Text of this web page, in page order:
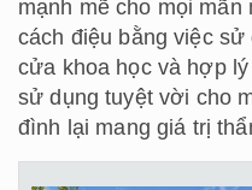
mạnh mẽ cho mọi
cách điệu bằng việc
cửa khoa học và hợp
sử dụng tuyệt vời cho
đình lại mang giá trị